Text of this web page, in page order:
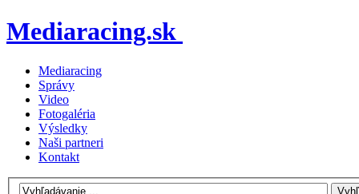
Mediaracing.sk
Mediaracing
Správy
Video
Fotogaléria
Výsledky
Naši partneri
Kontakt